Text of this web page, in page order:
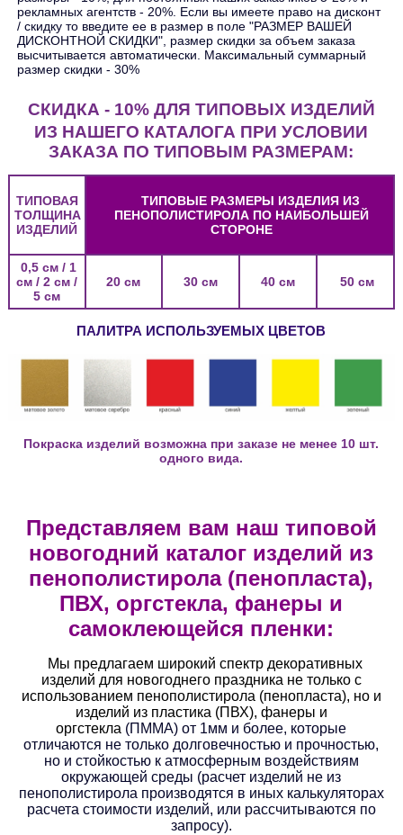
рекламных агентств - 20%. Если вы имеете право на дисконт
/ скидку то введите ее в размер в поле "РАЗМЕР ВАШЕЙ
ДИСКОНТНОЙ СКИДКИ", размер скидки за объем заказа
высчитывается автоматически. Максимальный суммарный
размер скидки - 30%
СКИДКА - 10% ДЛЯ ТИПОВЫХ ИЗДЕЛИЙ
ИЗ НАШЕГО КАТАЛОГА ПРИ УСЛОВИИ
ЗАКАЗА ПО ТИПОВЫМ РАЗМЕРАМ:
ТИПОВАЯ
ТОЛЩИНА
ИЗДЕЛИЙ
ТИПОВЫЕ РАЗМЕРЫ ИЗДЕЛИЯ ИЗ
ПЕНОПОЛИСТИРОЛА ПО НАИБОЛЬШЕЙ
СТОРОНЕ
0,5 см / 1
см / 2 см /
5 см
20 см 30 см 40 см 50 см
ПАЛИТРА ИСПОЛЬЗУЕМЫХ ЦВЕТОВ
Покраска изделий возможна при заказе не менее 10 шт.
одного вида.
Представляем вам наш типовой
новогодний каталог изделий из
пенополистирола (пенопласта),
ПВХ, оргстекла, фанеры и
самоклеющейся пленки:
Мы предлагаем широкий спектр декоративных
изделий для новогоднего праздника не только с
использованием пенополистирола (пенопласта), но и
изделий из пластика (ПВХ), фанеры и
оргстекла (ПММА) от 1мм и более, которые
отличаются не только долговечностью и прочностью,
но и стойкостью к атмосферным воздействиям
окружающей среды (расчет изделий не из
пенополистирола производятся в иных калькуляторах
расчета стоимости изделий, или рассчитываются по
запросу).